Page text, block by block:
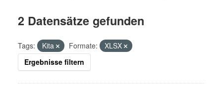
2 Datensätze gefunden
Tags: Kita Formate:
XLSX
Ergebnisse filtern